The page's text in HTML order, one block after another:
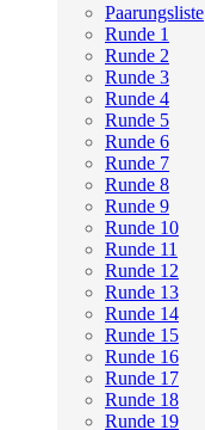
Paarungsliste
Runde 1
Runde 2
Runde 3
Runde 4
Runde 5
Runde 6
Runde 7
Runde 8
Runde 9
Runde 10
Runde 11
Runde 12
Runde 13
Runde 14
Runde 15
Runde 16
Runde 17
Runde 18
Runde 19